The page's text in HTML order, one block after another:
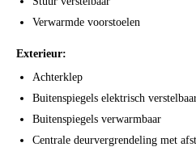
Verwarmde voorstoelen
Exterieur:
Achterklep
Buitenspiegels elektrisch
Buitenspiegels verwarmbaar
Centrale deurvergrendeling met